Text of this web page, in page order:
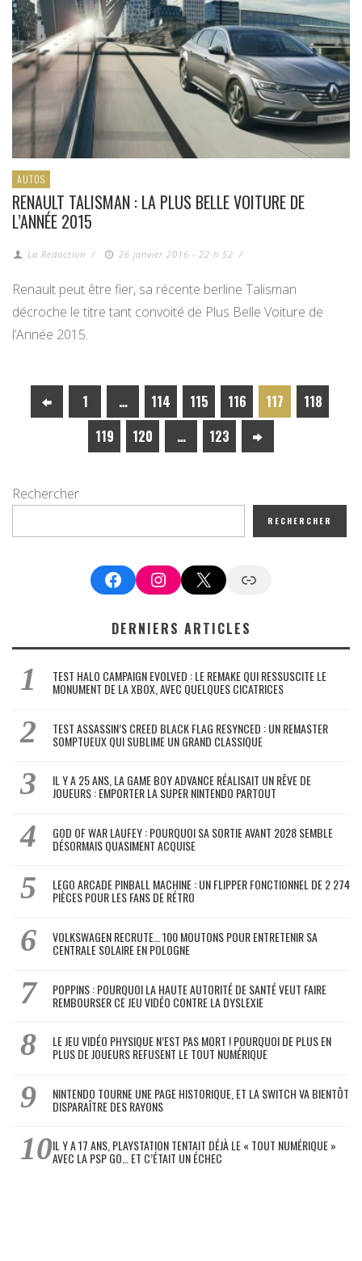
AUTOS
RENAULT TALISMAN : LA PLUS BELLE VOITURE DE
L’ANNÉE 2015
La Redaction / 26 janvier 2016 - 22 h 52 /
Renault peut être fier, sa récente berline Talisman
décroche le titre tant convoité de Plus Belle Voiture de
l’Année 2015.
1 … 114 115 116 117
118
119
120 … 123
Rechercher
RECHERCHER
FacebookInstagram
X Google News
DERNIERS ARTICLES
TEST HALO CAMPAIGN EVOLVED : LE REMAKE QUI RESSUSCITE LE
MONUMENT DE LA XBOX, AVEC QUELQUES CICATRICES
TEST ASSASSIN’S CREED BLACK FLAG RESYNCED : UN REMASTER
SOMPTUEUX QUI SUBLIME UN GRAND CLASSIQUE
IL Y A 25 ANS, LA GAME BOY ADVANCE RÉALISAIT UN RÊVE DE
JOUEURS : EMPORTER LA SUPER NINTENDO PARTOUT
GOD OF WAR LAUFEY : POURQUOI SA SORTIE AVANT 2028 SEMBLE
DÉSORMAIS QUASIMENT ACQUISE
LEGO ARCADE PINBALL MACHINE : UN FLIPPER FONCTIONNEL DE 2 274
PIÈCES POUR LES FANS DE RÉTRO
VOLKSWAGEN RECRUTE… 100 MOUTONS POUR ENTRETENIR SA
CENTRALE SOLAIRE EN POLOGNE
POPPINS : POURQUOI LA HAUTE AUTORITÉ DE SANTÉ VEUT FAIRE
REMBOURSER CE JEU VIDÉO CONTRE LA DYSLEXIE
LE JEU VIDÉO PHYSIQUE N’EST PAS MORT ! POURQUOI DE PLUS EN
PLUS DE JOUEURS REFUSENT LE TOUT NUMÉRIQUE
NINTENDO TOURNE UNE PAGE HISTORIQUE, ET LA SWITCH VA BIENTÔT
DISPARAÎTRE DES RAYONS
IL Y A 17 ANS, PLAYSTATION TENTAIT DÉJÀ LE « TOUT NUMÉRIQUE »
AVEC LA PSP GO… ET C’ÉTAIT UN ÉCHEC